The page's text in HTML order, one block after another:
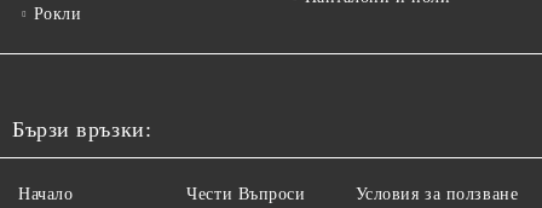
Рокли
Бързи връзки:
Начало Чести Въпроси
Условия за ползване